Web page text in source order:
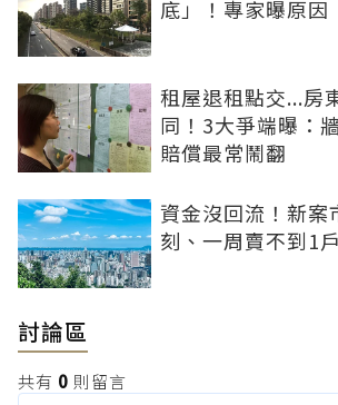
底」！專家曝原因
租屋退租點交...房
同！3大爭端曝：
賠償最常鬧翻
資金沒回流！新案
刻、一周賣不到1戶
討論區
共有 0 則留言